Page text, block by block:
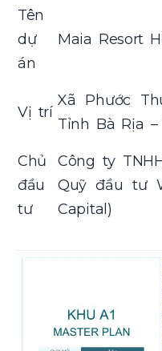
Tên
dự
án
Maia Resort
Vị trí
Xã Phước
Tỉnh Bà Rịa
Chủ
đầu
tư
Công ty
Quỹ đầu tư
Capital)